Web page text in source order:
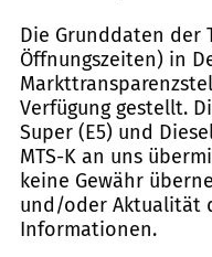
Die Grunddaten der
Öffnungszeiten) in
Verfügung gestellt.
Super (E5) und
MTS-K an uns
keine Gewähr
und/oder Aktualität
Informationen.